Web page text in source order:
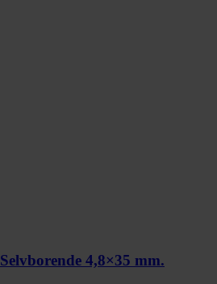
4,8×35 mm.